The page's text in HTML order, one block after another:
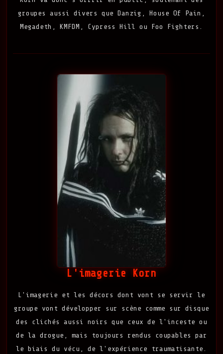
groupes aussi divers que Danzig, House Of Pain,
Megadeth, KMFDM, Cypress Hill ou Foo Fighters.
L'imagerie Korn
L'imagerie et les décors dont vont se servir le
groupe vont développer sur scène comme sur disque
des clichés aussi noirs que ceux de l'inceste ou
de la drogue, mais toujours rendus coupables par
le biais du vécu, de l'expérience traumatisante.